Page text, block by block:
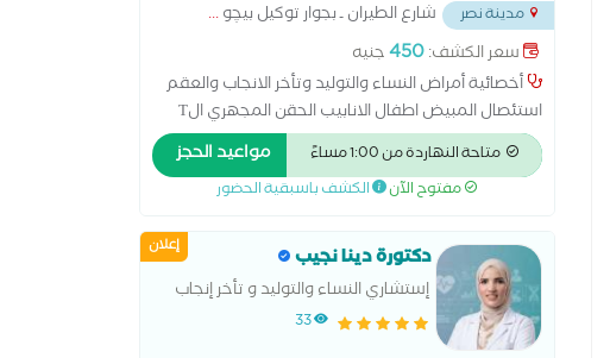
مدينة نصر شارع الطيران ـ بجوار توكيل بيچو...
سعر الكشف:450جنيه
أخصائية أمراض النساء والتوليد وتأخر الانجاب والعقم
استئصال المبيض اطفال الانابيب الحقن المجهري الT
الT الهرموني الولادة الطبيعية الولادة القيصرية تحليل
بطانة الرحم ربط قناة فالوب رعاية ما قبل الولادة وبعدها
سونار سونار ثلاثي الابعاد سونار رباعي الابعاد عمليات
متاحة النهاردة من 1:00 مساءً مواعيد الحجز
مفتوح الآن الكشف باسبقية الحضور
إعلان دكتورة دينا نجيب
إستشاري النساء والتوليد و تأخر إنجاب
والعقم ماستر نساء و توليد عين
33